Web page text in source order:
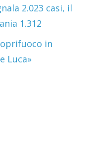
2.023 casi, il
1.312
in
Luca»